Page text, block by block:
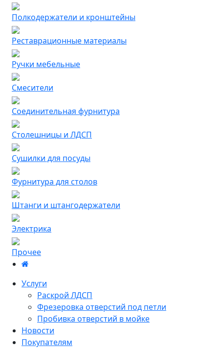
Полкодержатели и кронштейны
Реставрационные материалы
Ручки мебельные
Смесители
Соединительная фурнитура
Столешницы и ЛДСП
Сушилки для посуды
Фурнитура для столов
Штанги и штангодержатели
Электрика
Прочее
Услуги
Раскрой ЛДСП
Фрезеровка отверстий под петли
Пробивка отверстий в мойке
Новости
Покупателям